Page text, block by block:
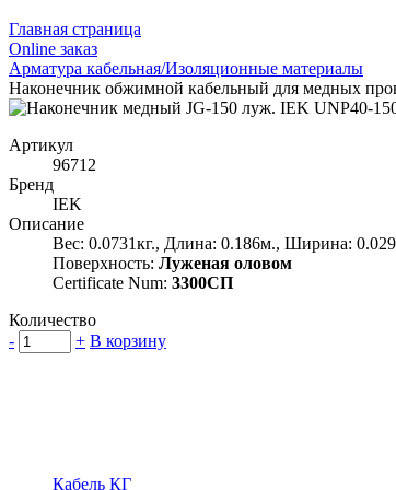
Главная страница
Оnline заказ
Арматура кабельная/Изоляционные материалы
Наконечник обжимной кабельный для медных
Артикул
96712
Бренд
IEK
Описание
Вес: 0.0731кг., Длина: 0.186м., Ширина:
Поверхность: Луженая оловом
Certificate Num: 3300СП
Количество
-
+ В корзину
Кабель КГ